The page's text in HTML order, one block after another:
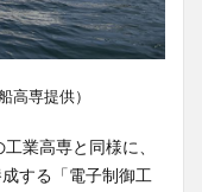
専提供）
業高専と同様に、
する「電子制御工